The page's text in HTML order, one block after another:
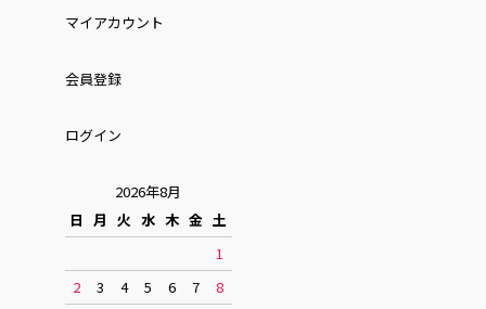
マイアカウント
会員登録
ログイン
2026年8月
日 月 火 水 木 金 土
1
2
3 4 5 6 7
8